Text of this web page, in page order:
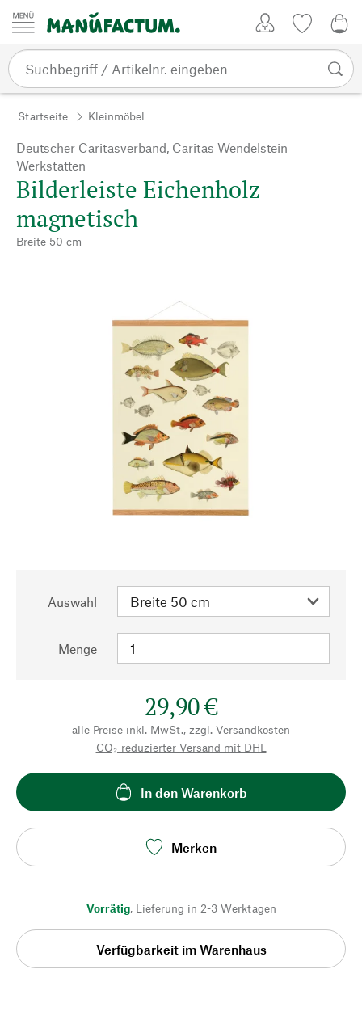
Zum Inhalt springen
Startseite Kleinmöbel
Deutscher Caritasverband, Caritas Wendelstein
Werkstätten
Bilderleiste Eichenholz
magnetisch
Breite 50 cm
Auswahl
Menge
29,90 €
alle Preise inkl. MwSt., zzgl. Versandkosten
CO₂-reduzierter Versand mit DHL
In den Warenkorb
Merken
Vorrätig, Lieferung in 2-3 Werktagen
Verfügbarkeit im Warenhaus